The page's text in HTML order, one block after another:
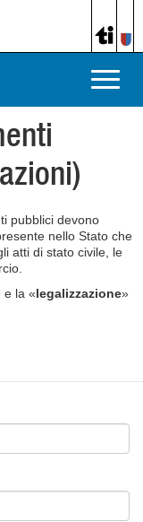
Toggle
pubblici devono
nello Stato che
atti di stato civile, le
e la «legalizzazione»